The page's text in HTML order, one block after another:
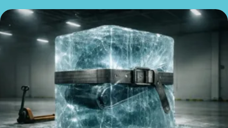
model. Waga nie jest miernikiem
tłuszczu.Dlatego pytanie „czemu nie
chudnę mimo deficytu”…